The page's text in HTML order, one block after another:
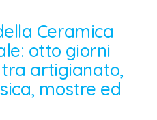
Ceramica
otto giorni
artigianato,
mostre ed